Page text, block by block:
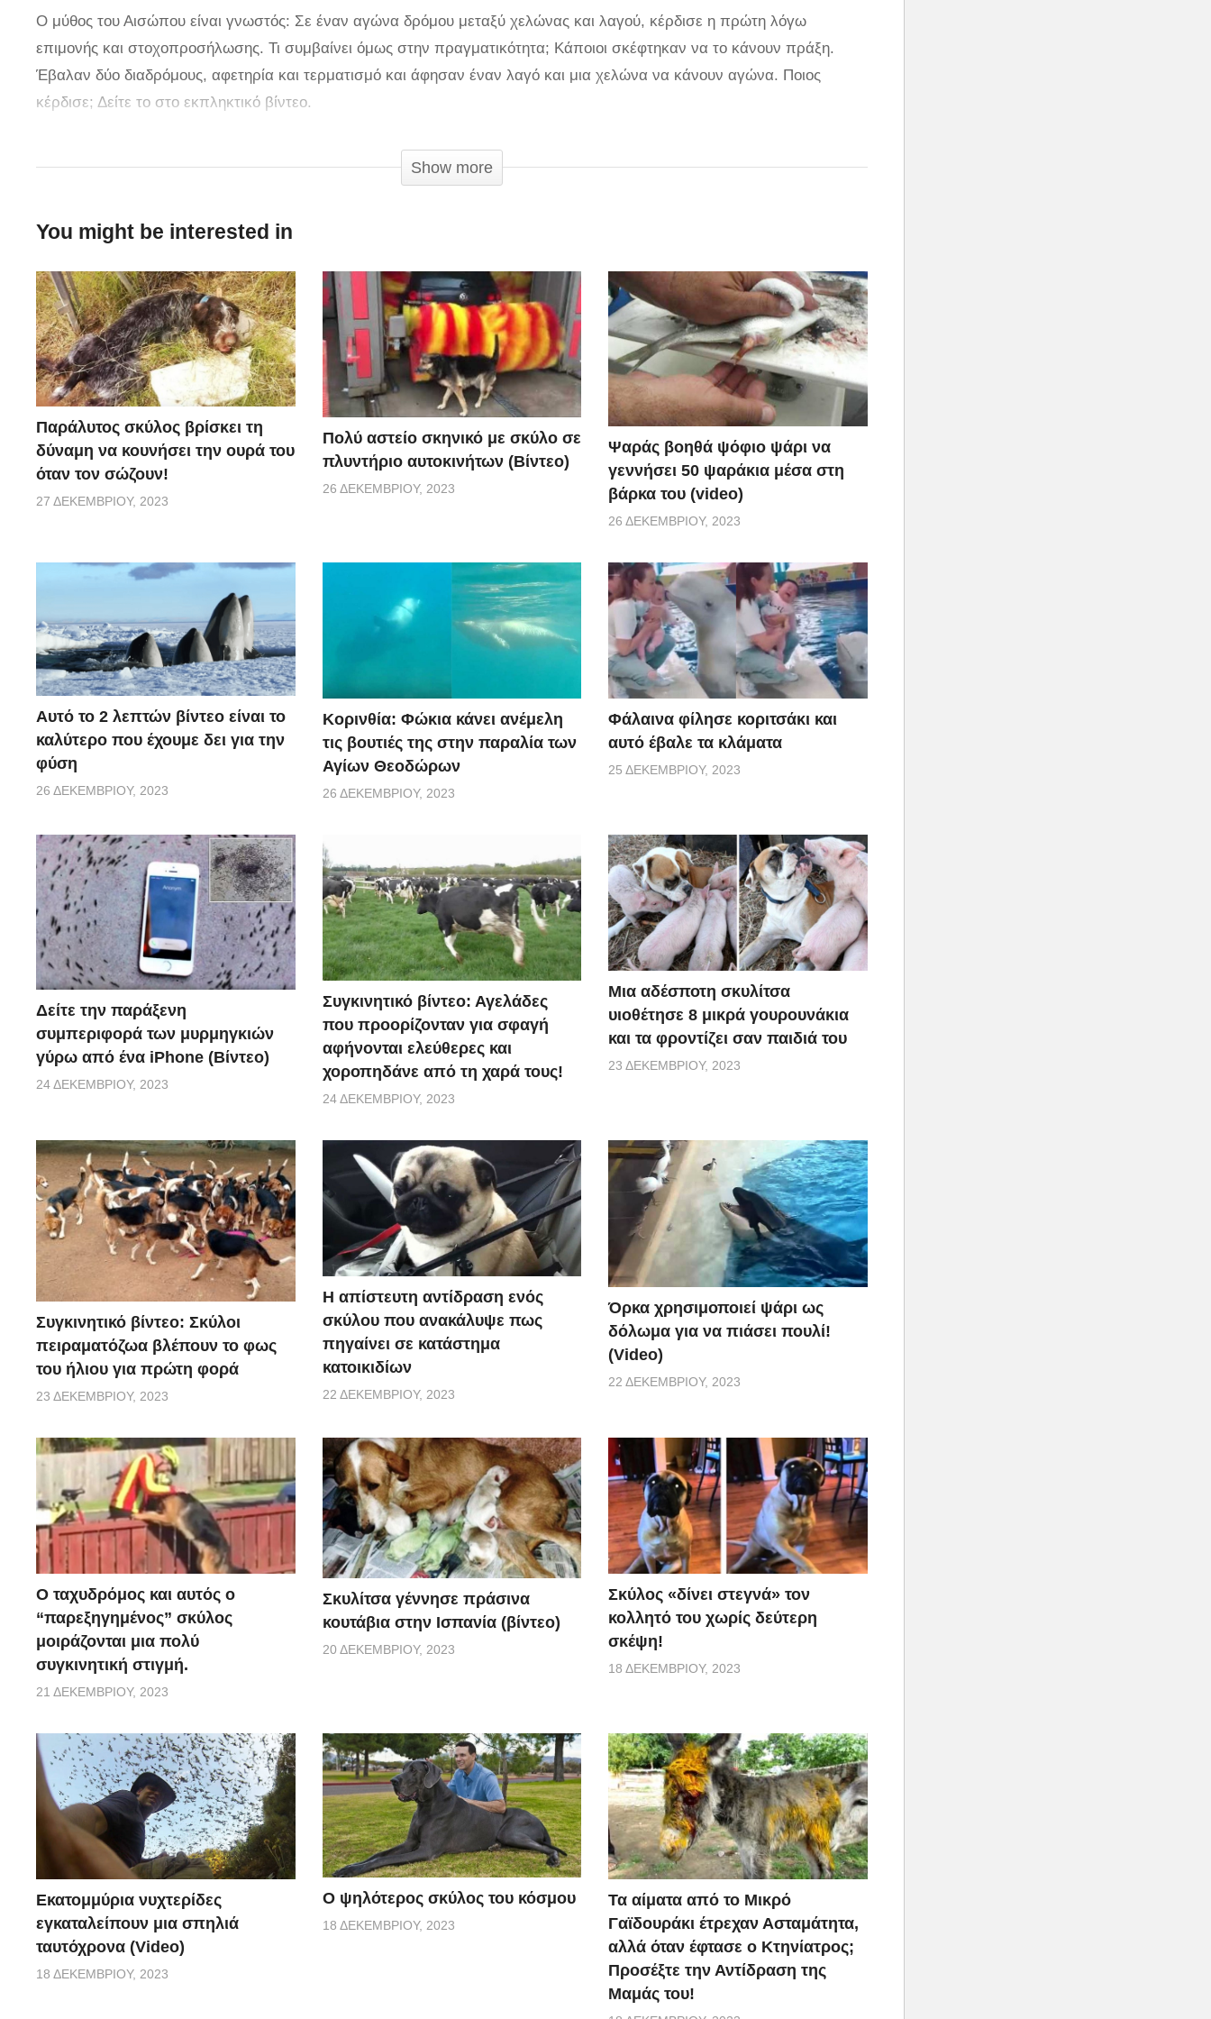
Ο μύθος του Αισώπου είναι γνωστός: Σε έναν αγώνα δρόμου μεταξύ χελώνας και λαγού, κέρδισε η πρώτη λόγω
επιμονής και στοχοπροσήλωσης. Τι συμβαίνει όμως στην πραγματικότητα; Κάποιοι σκέφτηκαν να το κάνουν πράξη.
Έβαλαν δύο διαδρόμους, αφετηρία και τερματισμό και άφησαν έναν λαγό και μια χελώνα να κάνουν αγώνα. Ποιος
κέρδισε; Δείτε το στο εκπληκτικό βίντεο.
Show more
You might be interested in
Παράλυτος σκύλος βρίσκει τη
δύναμη να κουνήσει την ουρά του
όταν τον σώζουν!
27 ΔΕΚΕΜΒΡΊΟΥ, 2023
Πολύ αστείο σκηνικό με σκύλο σε
πλυντήριο αυτοκινήτων (Βίντεο)
26 ΔΕΚΕΜΒΡΊΟΥ, 2023
Ψαράς βοηθά ψόφιο ψάρι να
γεννήσει 50 ψαράκια μέσα στη
βάρκα του (video)
26 ΔΕΚΕΜΒΡΊΟΥ, 2023
Αυτό το 2 λεπτών βίντεο είναι το
καλύτερο που έχουμε δει για την
φύση
26 ΔΕΚΕΜΒΡΊΟΥ, 2023
Κορινθία: Φώκια κάνει ανέμελη
τις βουτιές της στην παραλία των
Αγίων Θεοδώρων
26 ΔΕΚΕΜΒΡΊΟΥ, 2023
Φάλαινα φίλησε κοριτσάκι και
αυτό έβαλε τα κλάματα
25 ΔΕΚΕΜΒΡΊΟΥ, 2023
Δείτε την παράξενη
συμπεριφορά των μυρμηγκιών
γύρω από ένα iPhone (Βίντεο)
24 ΔΕΚΕΜΒΡΊΟΥ, 2023
Συγκινητικό βίντεο: Αγελάδες
που προορίζονταν για σφαγή
αφήνονται ελεύθερες και
χοροπηδάνε από τη χαρά τους!
24 ΔΕΚΕΜΒΡΊΟΥ, 2023
Μια αδέσποτη σκυλίτσα
υιοθέτησε 8 μικρά γουρουνάκια
και τα φροντίζει σαν παιδιά του
23 ΔΕΚΕΜΒΡΊΟΥ, 2023
Συγκινητικό βίντεο: Σκύλοι
πειραματόζωα βλέπουν το φως
του ήλιου για πρώτη φορά
23 ΔΕΚΕΜΒΡΊΟΥ, 2023
Η απίστευτη αντίδραση ενός
σκύλου που ανακάλυψε πως
πηγαίνει σε κατάστημα
κατοικιδίων
22 ΔΕΚΕΜΒΡΊΟΥ, 2023
Όρκα χρησιμοποιεί ψάρι ως
δόλωμα για να πιάσει πουλί!
(Video)
22 ΔΕΚΕΜΒΡΊΟΥ, 2023
Ο ταχυδρόμος και αυτός ο
“παρεξηγημένος” σκύλος
μοιράζονται μια πολύ
συγκινητική στιγμή.
21 ΔΕΚΕΜΒΡΊΟΥ, 2023
Σκυλίτσα γέννησε πράσινα
κουτάβια στην Ισπανία (βίντεο)
20 ΔΕΚΕΜΒΡΊΟΥ, 2023
Σκύλος «δίνει στεγνά» τον
κολλητό του χωρίς δεύτερη
σκέψη!
18 ΔΕΚΕΜΒΡΊΟΥ, 2023
Εκατομμύρια νυχτερίδες
εγκαταλείπουν μια σπηλιά
ταυτόχρονα (Video)
18 ΔΕΚΕΜΒΡΊΟΥ, 2023
Ο ψηλότερος σκύλος του κόσμου
18 ΔΕΚΕΜΒΡΊΟΥ, 2023
Τα αίματα από το Μικρό
Γαϊδουράκι έτρεχαν Ασταμάτητα,
αλλά όταν έφτασε ο Κτηνίατρος;
Προσέξτε την Αντίδραση της
Μαμάς του!